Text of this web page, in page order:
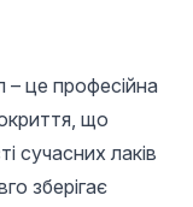
це професійна
що
сучасних лаків
зберігає